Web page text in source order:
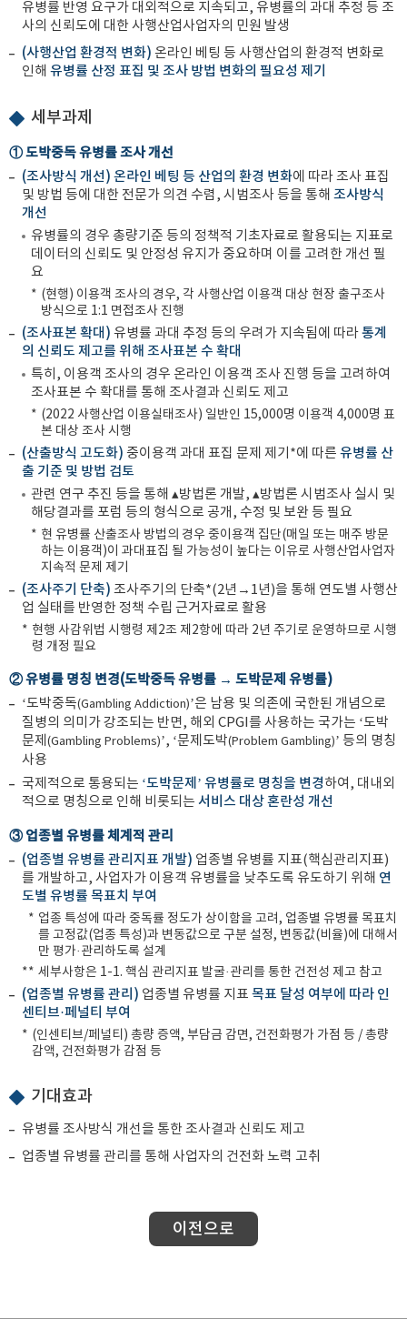
유병률 반영 요구가 대외적으로 지속되고, 유병률의 과대 추정 등 조
사의 신뢰도에 대한 사행산업사업자의 민원 발생
(사행산업 환경적 변화) 온라인 베팅 등 사행산업의 환경적 변화로
인해 유병률 산정 표집 및 조사 방법 변화의 필요성 제기
세부과제
① 도박중독 유병률 조사 개선
(조사방식 개선) 온라인 베팅 등 산업의 환경 변화에 따라 조사 표집
및 방법 등에 대한 전문가 의견 수렴, 시범조사 등을 통해 조사방식
개선
유병률의 경우 총량기준 등의 정책적 기초자료로 활용되는 지표로
데이터의 신뢰도 및 안정성 유지가 중요하며 이를 고려한 개선 필
요
* (현행) 이용객 조사의 경우, 각 사행산업 이용객 대상 현장 출구조사
방식으로 1:1 면접조사 진행
(조사표본 확대) 유병률 과대 추정 등의 우려가 지속됨에 따라통계
의 신뢰도 제고를 위해 조사표본 수 확대
특히, 이용객 조사의 경우 온라인 이용객 조사 진행 등을 고려하여
조사표본 수 확대를 통해 조사결과 신뢰도 제고
* (2022 사행산업 이용실태조사) 일반인 15,000명 이용객 4,000명 표
본 대상 조사 시행
(산출방식 고도화) 중이용객 과대 표집 문제 제기*에 따른 유병률 산
출 기준 및 방법 검토
관련 연구 추진 등을 통해 ▴방법론 개발, ▴방법론 시범조사 실시 및
해당결과를 포럼 등의 형식으로 공개, 수정 및 보완 등 필요
* 현 유병률 산출조사 방법의 경우 중이용객 집단(매일 또는 매주 방문
하는 이용객)이 과대표집 될 가능성이 높다는 이유로 사행산업사업자
지속적 문제 제기
(조사주기 단축) 조사주기의 단축*(2년→1년)을 통해 연도별 사행산
업 실태를 반영한 정책 수립 근거자료로 활용
* 현행 사감위법 시행령 제2조 제2항에 따라 2년 주기로 운영하므로 시행
령 개정 필요
② 유병률 명칭 변경(도박중독 유병률 → 도박문제 유병률)
‘도박중독(Gambling Addiction)’은 남용 및 의존에 국한된 개념으로
질병의 의미가 강조되는 반면, 해외 CPGI를 사용하는 국가는 ‘도박
문제 (Gambling Problems)’, ‘문제도박(Problem Gambling)’ 등의 명칭
사용
국제적으로 통용되는 ‘도박문제’ 유병률로 명칭을 변경하여, 대내외
적으로 명칭으로 인해 비롯되는 서비스 대상 혼란성 개선
③ 업종별 유병률 체계적 관리
(업종별 유병률 관리지표 개발) 업종별 유병률 지표(핵심관리지표)
를 개발하고, 사업자가 이용객 유병률을 낮추도록 유도하기 위해 연
도별 유병률 목표치 부여
* 업종 특성에 따라 중독률 정도가 상이함을 고려, 업종별 유병률 목표치
를 고정값(업종 특성)과 변동값으로 구분 설정, 변동값(비율)에 대해서
만 평가·관리하도록 설계
** 세부사항은 1-1. 핵심 관리지표 발굴·관리를 통한 건전성 제고 참고
(업종별 유병률 관리) 업종별 유병률 지표 목표 달성 여부에 따라 인
센티브·페널티 부여
* (인센티브/페널티) 총량 증액, 부담금 감면, 건전화평가 가점 등 / 총량
감액, 건전화평가 감점 등
기대효과
유병률 조사방식 개선을 통한 조사결과 신뢰도 제고
업종별 유병률 관리를 통해 사업자의 건전화 노력 고취
이전으로